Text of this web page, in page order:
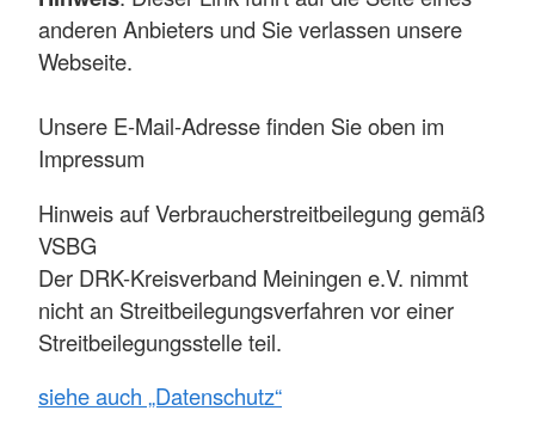
anderen Anbieters und Sie verlassen unsere
Webseite.
Unsere E-Mail-Adresse finden Sie oben im
Impressum
Hinweis auf Verbraucherstreitbeilegung gemäß
VSBG
Der DRK-Kreisverband Meiningen e.V. nimmt
nicht an Streitbeilegungsverfahren vor einer
Streitbeilegungsstelle teil.
siehe auch „Datenschutz“